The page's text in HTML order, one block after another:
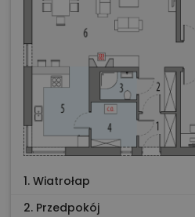
1. Wiatrołap
2. Przedpokój